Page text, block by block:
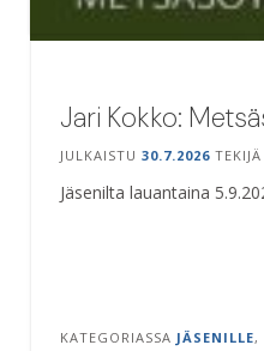
Jari Kokko:
JULKAISTU 30.7.2026 TEKIJÄ
Jäsenilta lauantaina
KATEGORIASSA JÄSENILLE,